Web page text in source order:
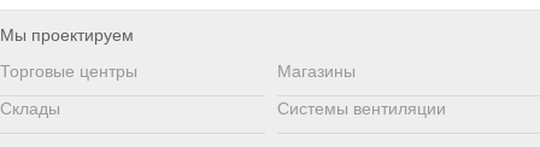
Мы проектируем
Торговые центры
Магазины
Склады
Системы вентиляции